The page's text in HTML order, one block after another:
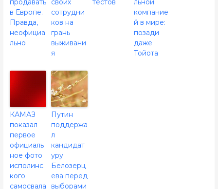
продавать
в Европе.
Правда,
неофициа
льно
своих
сотрудни
ков на
грань
выживани
я
тестов
льной
компание
й в мире:
позади
даже
Тойота
КАМАЗ
показал
первое
официаль
ное фото
исполинс
кого
самосвала
Путин
поддержа
л
кандидат
уру
Белозерц
ева перед
выборами